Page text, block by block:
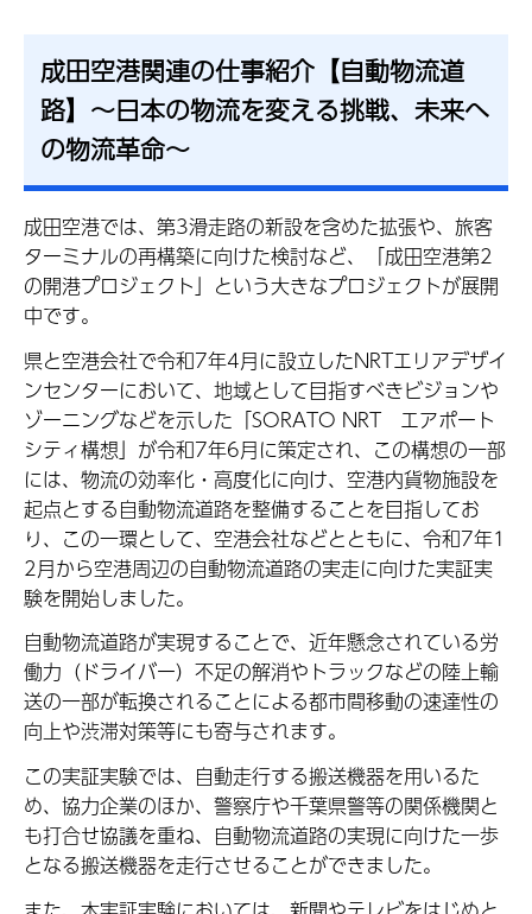
成田空港関連の仕事紹介【自動物流道
路】～日本の物流を変える挑戦、未来へ
の物流革命～
成田空港では、第3滑走路の新設を含めた拡張や、旅客
ターミナルの再構築に向けた検討など、「成田空港第2
の開港プロジェクト」という大きなプロジェクトが展開
中です。
県と空港会社で令和7年4月に設立したNRTエリアデザイ
ンセンターにおいて、地域として目指すべきビジョンや
ゾーニングなどを示した「SORATO NRT エアポート
シティ構想」が令和7年6月に策定され、この構想の一部
には、物流の効率化・高度化に向け、空港内貨物施設を
起点とする自動物流道路を整備することを目指してお
り、この一環として、空港会社などとともに、令和7年1
2月から空港周辺の自動物流道路の実走に向けた実証実
験を開始しました。
自動物流道路が実現することで、近年懸念されている労
働力（ドライバー）不足の解消やトラックなどの陸上輸
送の一部が転換されることによる都市間移動の速達性の
向上や渋滞対策等にも寄与されます。
この実証実験では、自動走行する搬送機器を用いるた
め、協力企業のほか、警察庁や千葉県警等の関係機関と
も打合せ協議を重ね、自動物流道路の実現に向けた一歩
となる搬送機器を走行させることができました。